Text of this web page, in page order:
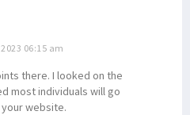
06:15 am
there. I looked on the
most individuals will go
website.